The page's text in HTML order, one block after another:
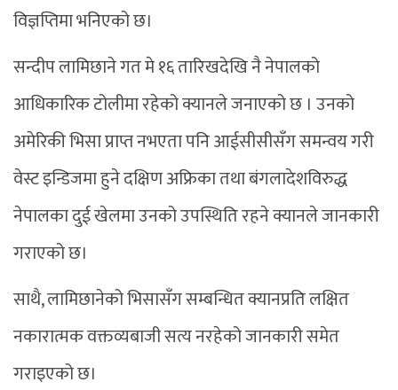
विज्ञप्तिमा भनिएको छ।
सन्दीप लामिछाने गत मे १६ तारिखदेखि नै नेपालको
आधिकारिक टोलीमा रहेको क्यानले जनाएको छ । उनको
अमेरिकी भिसा प्राप्त नभएता पनि आईसीसीसँग समन्वय गरी
वेस्ट इन्डिजमा हुने दक्षिण अफ्रिका तथा बंगलादेशविरुद्ध
नेपालका दुई खेलमा उनको उपस्थिति रहने क्यानले जानकारी
गराएको छ।
साथै, लामिछानेको भिसासँग सम्बन्धित क्यानप्रति लक्षित
नकारात्मक वक्तव्यबाजी सत्य नरहेको जानकारी समेत
गराइएको छ।